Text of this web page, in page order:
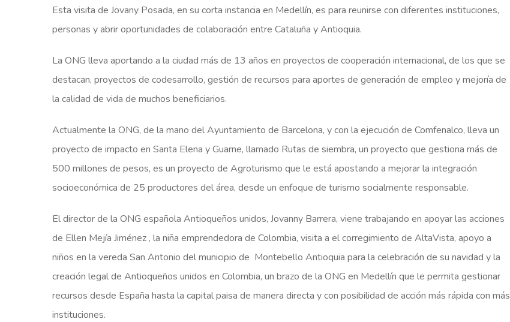
Esta visita de Jovany Posada, en su corta instancia en Medellín, es para reunirse con diferentes instituciones,
personas y abrir oportunidades de colaboración entre Cataluña y Antioquia.
La ONG lleva aportando a la ciudad más de 13 años en proyectos de cooperación internacional, de los que se
destacan, proyectos de codesarrollo, gestión de recursos para aportes de generación de empleo y mejoría de
la calidad de vida de muchos beneficiarios.
Actualmente la ONG, de la mano del Ayuntamiento de Barcelona, y con la ejecución de Comfenalco, lleva un
proyecto de impacto en Santa Elena y Guarne, llamado Rutas de siembra, un proyecto que gestiona más de
500 millones de pesos, es un proyecto de Agroturismo que le está apostando a mejorar la integración
socioeconómica de 25 productores del área, desde un enfoque de turismo socialmente responsable.
El director de la ONG española Antioqueños unidos, Jovanny Barrera, viene trabajando en apoyar las acciones
de Ellen Mejía Jiménez , la niña emprendedora de Colombia, visita a el corregimiento de AltaVista, apoyo a
niños en la vereda San Antonio del municipio de Montebello Antioquia para la celebración de su navidad y la
creación legal de Antioqueños unidos en Colombia, un brazo de la ONG en Medellín que le permita gestionar
recursos desde España hasta la capital paisa de manera directa y con posibilidad de acción más rápida con más
instituciones.